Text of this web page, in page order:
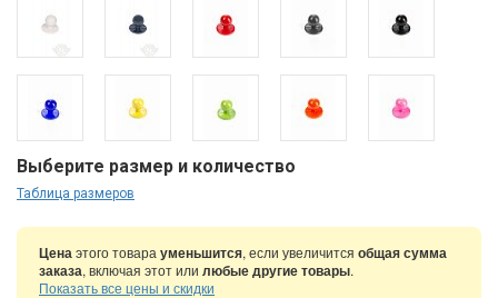
Выберите размер и количество
Таблица размеров
Ценаэтого товара уменьшится, если увеличится общая сумма
заказа, включая этот или любые другие товары.
Показать все цены и скидки